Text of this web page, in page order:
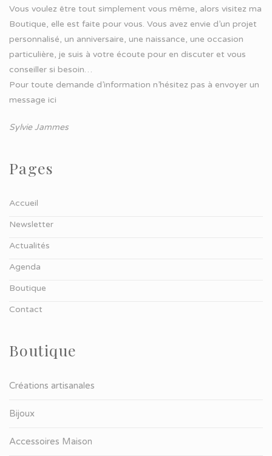
Vous voulez être tout simplement vous même, alors visitez ma
Boutique, elle est faite pour vous. Vous avez envie d’un projet
personnalisé, un anniversaire, une naissance, une occasion
particulière, je suis à votre écoute pour en discuter et vous
conseiller si besoin…
Pour toute demande d’information n’hésitez pas à envoyer un
message ici
Sylvie Jammes
Pages
Accueil
Newsletter
Actualités
Agenda
Boutique
Contact
Boutique
Créations artisanales
Bijoux
Accessoires Maison